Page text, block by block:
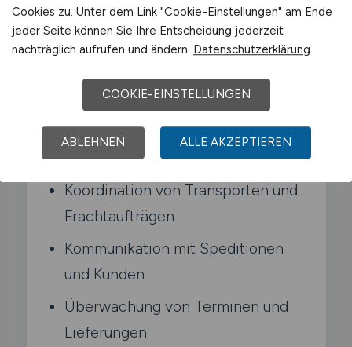
Transporte zwischen Versendern.
Empfängern und Dienstleistern. Du
und löst operative Probleme.
Typische Aufgaben in Wiesloch
Koordination von Transporten und
Frachtaufträgen
Kommunikation mit Speditionen
und Kunden
Überwachung von Terminen und
Lieferungen
Cookies zu. Unter dem Link "Cookie-Einstellungen" am Ende
jeder Seite können Sie Ihre Entscheidung jederzeit
nachträglich aufrufen und ändern. Datenschutzerklärung
COOKIE-EINSTELLUNGEN
ABLEHNEN ALLE AKZEPTIEREN